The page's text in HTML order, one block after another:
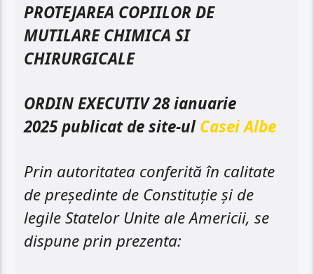
PROTEJAREA COPIILOR DE
MUTILARE CHIMICA SI
CHIRURGICALE
ORDIN EXECUTIV 28 ianuarie
2025 publicat de site-ulCasei Albe
Prin autoritatea conferită în calitate
de președinte de Constituție și de
legile Statelor Unite ale Americii, se
dispune prin prezenta: